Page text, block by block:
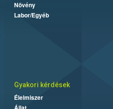
Növény
Labor/Egyéb
Gyakori kérdések
Élelmiszer